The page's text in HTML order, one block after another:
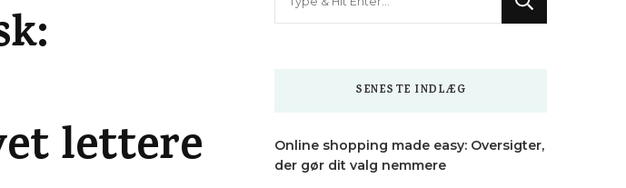
lettere
SENESTE INDLÆG
Online shopping made easy: Oversigter,
der gør dit valg nemmere